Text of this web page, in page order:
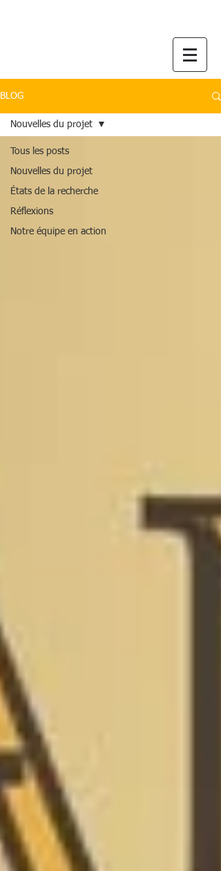
BLOG
Tous les posts
Nouvelles du projet
États de la recherche
Réflexions
Notre équipe en action
Nouvelles du projet